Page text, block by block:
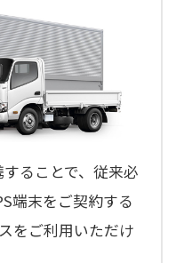
ることで、従来必
端末をご契約する
をご利用いただけ